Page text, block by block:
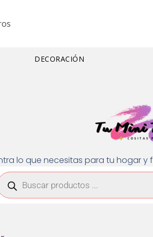
DECORACIÓN
lo que necesitas para tu hogar
Búsqueda